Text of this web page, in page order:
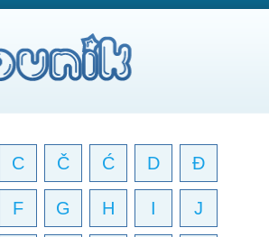
C Č Ć D Đ
F G H I J